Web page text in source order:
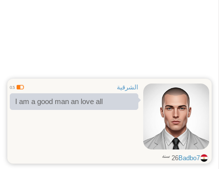
الشرقية 0.5
I am a good man an love all
Badbo7
26 سنة